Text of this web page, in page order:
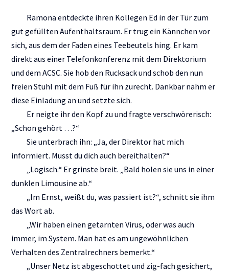
Ramona entdeckte ihren Kollegen Ed in der Tür zum
gut gefüllten Aufenthaltsraum. Er trug ein Kännchen vor
sich, aus dem der Faden eines Teebeutels hing. Er kam
direkt aus einer Telefonkonferenz mit dem Direktorium
und dem ACSC. Sie hob den Rucksack und schob den nun
freien Stuhl mit dem Fuß für ihn zurecht. Dankbar nahm er
diese Einladung an und setzte sich.
Er neigte ihr den Kopf zu und fragte verschwörerisch:
„Schon gehört …?“
Sie unterbrach ihn: „Ja, der Direktor hat mich
informiert. Musst du dich auch bereithalten?“
„Logisch.“ Er grinste breit. „Bald holen sie uns in einer
dunklen Limousine ab.“
„Im Ernst, weißt du, was passiert ist?“, schnitt sie ihm
das Wort ab.
„Wir haben einen getarnten Virus, oder was auch
immer, im System. Man hat es am ungewöhnlichen
Verhalten des Zentralrechners bemerkt.“
„Unser Netz ist abgeschottet und zig-fach gesichert,